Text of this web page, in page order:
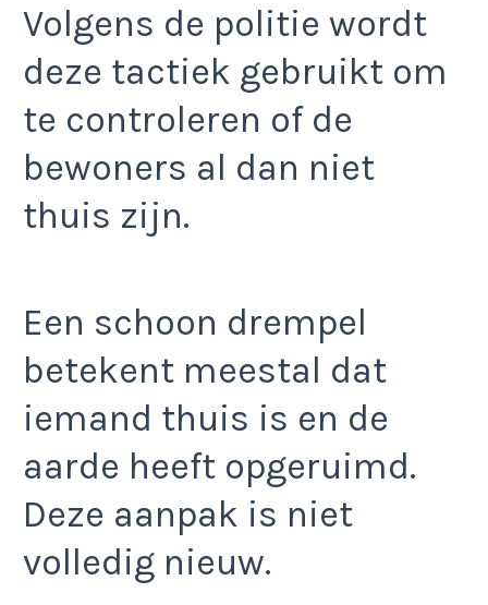
Volgens de politie wordt
deze tactiek gebruikt om
te controleren of de
bewoners al dan niet
thuis zijn.
Een schoon drempel
betekent meestal dat
iemand thuis is en de
aarde heeft opgeruimd.
Deze aanpak is niet
volledig nieuw.